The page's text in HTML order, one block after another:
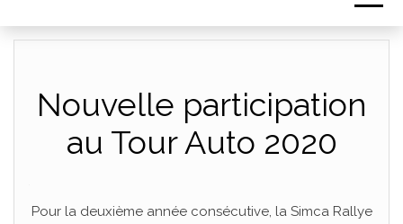
Nouvelle participation
au Tour Auto 2020
Pour la deuxième année consécutive, la Simca Rallye